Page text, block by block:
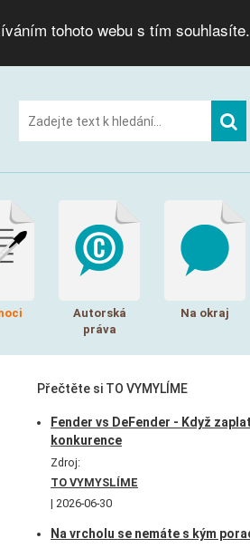
tohoto webu s tím souhlasíte.
Autorská
práva
Na okraj
Přečtěte si TO VYMYLÍME
Fender vs DeFender - Když
konkurence
Zdroj:
TO VYMYSLÍME
2026-06-30
Na vrcholu se nemáte s kým